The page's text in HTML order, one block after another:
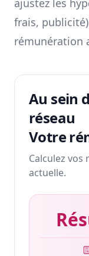
ajustez les
frais,
rémunération
Au sein
réseau
Votre
Calculez vos
actuelle.